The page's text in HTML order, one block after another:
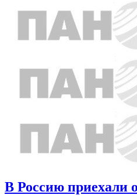
В Россию приехали